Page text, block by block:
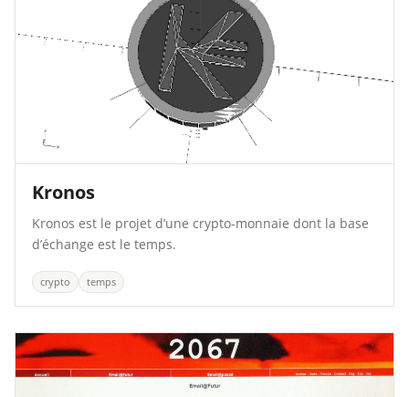
Kronos
Kronos est le projet d’une crypto-monnaie dont la base
d’échange est le temps.
crypto temps